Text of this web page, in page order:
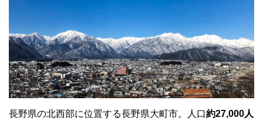
長野県の北西部に位置する長野県大町市。人口約27,000人